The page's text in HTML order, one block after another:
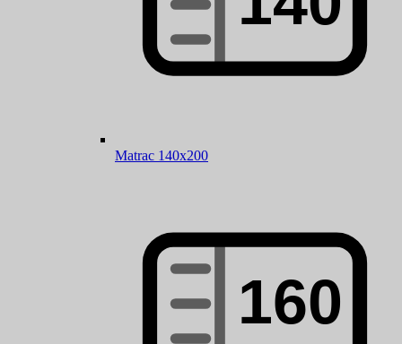
Matrac 140x200